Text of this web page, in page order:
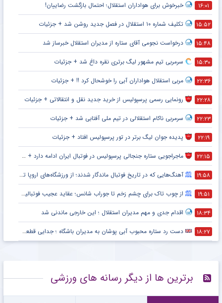
۱۶:۰۱ خبرخوش برای هواداران استقلال؛ احتمال بازگشت رضاییان!
۱۵:۵۲ تکلیف شماره ۱۰ استقلال در فصل جدید روشن شد + جزئیات
۱۵:۴۸ درخواست نجومی آقای ستاره از مدیران استقلال خبرساز شد
۱۵:۳۰ سرمربی تیم مشهور لیگ برتری نقره داغ شد + جزئیات
۲۲:۳۶ مربی استقلال هواداران آبی را خوشحال کرد !! + جزئیات
۲۲:۲۸ رونمایی رسمی پرسپولیس از خرید جدید نقل و انتقالاتی + جزئیات
۲۲:۲۳ سرمربی ناکام استقلالی در تیم ملی آفتابی شد + جزئیات
۲۲:۱۹ پدیده جوان لیگ برتر در تور پرسپولیس افتاد + جزئیات
۲۲:۱۵ ماجراجویی ستاره جنجالی پرسپولیس در فوتبال ایران ادامه دارد + جزئیات
۱۹:۵۸ آهنگ‌هایی که در تاریخ فوتبال ماندگار شدند؛ از ورزشگاه‌های اروپا تا جام جهانی
۱۹:۵۱ از چوب تاک برای چشم زخم تا جوراب شانس؛ عقاید عجیب فوتبالیست‌ها!
۱۸:۳۴ اقدام جدی و مهم مدیران استقلال ؛ این خارجی ماندنی شد
۱۸:۲۷ دست رد ستاره محبوب آبی پوشان به مدیران باشگاه ؛ جدایی قطعی است !
برترین ها از دیگر رسانه های ورزشی